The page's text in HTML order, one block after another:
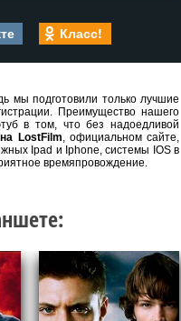
Класс!
мы подготовили только лучшие
Преимущество нашего
в том, что без надоедливой
LostFilm, официальном сайте,
Ipad и Iphone, системы IOS в
времяпровождение.